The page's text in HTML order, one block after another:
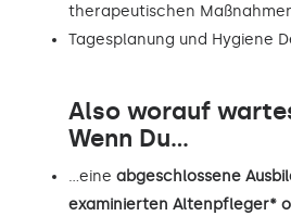
therapeutischen
Tagesplanung und Hygiene
Also worauf
Wenn Du...
…eine abgeschlossene
examinierten Altenpfleger*